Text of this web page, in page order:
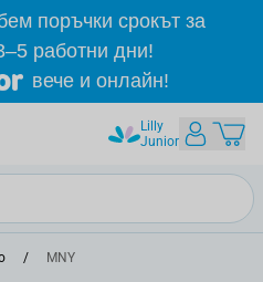
поръчки срокът за
работни дни!
вече и онлайн!
Lilly
Junior
/ MNY